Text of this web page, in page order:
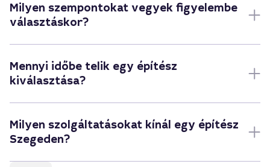
Milyen szempontokat vegyek figyelembe
választáskor?
Mennyi időbe telik egy építész
kiválasztása?
Milyen szolgáltatásokat kínál egy építész
Szegeden?